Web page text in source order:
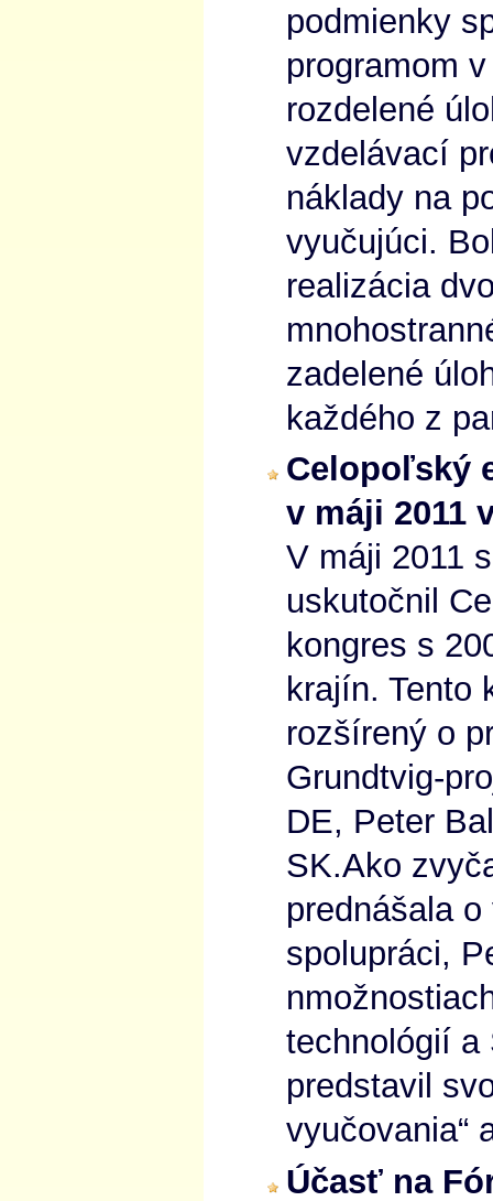
podmienky
programom
rozdelené
vzdelávací
náklady na
vyučujúci.
realizácia
zadelené
každého z
Celopoľský
v máji 2011
V máji 2011
uskutočnil
kongres s
krajín. Tento
rozšírený o
Grundtvig-
DE, Peter
SK.Ako
prednášala
spolupráci,
technológií a
predstavil
vyučovania“
Účasť na